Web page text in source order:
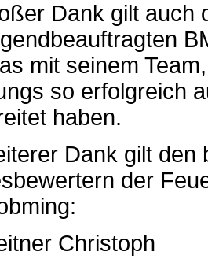
Dank gilt auch
mit seinem
so erfolgreich
haben.
Dank gilt den
der
Christoph